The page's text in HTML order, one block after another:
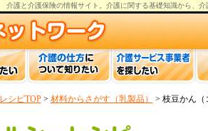
介護と介護保険の情報サイト。 介護に関する基礎知識から、 介
シピTOP> 材料からさがす（乳製品） > 枝豆かん（